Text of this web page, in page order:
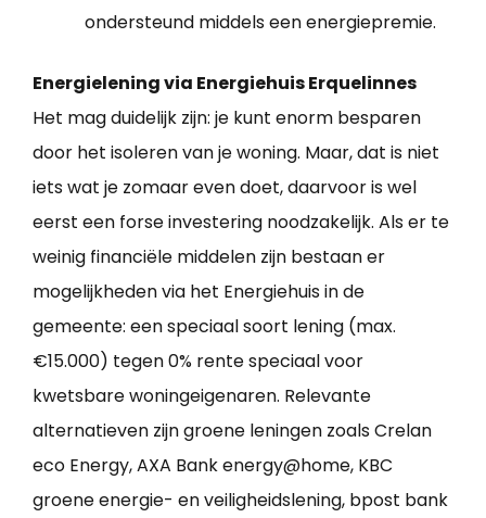
ondersteund middels een energiepremie.
Energielening via Energiehuis Erquelinnes
Het mag duidelijk zijn: je kunt enorm besparen
door het isoleren van je woning. Maar, dat is niet
iets wat je zomaar even doet, daarvoor is wel
eerst een forse investering noodzakelijk. Als er te
weinig financiële middelen zijn bestaan er
mogelijkheden via het Energiehuis in de
gemeente: een speciaal soort lening (max.
€15.000) tegen 0% rente speciaal voor
kwetsbare woningeigenaren. Relevante
alternatieven zijn groene leningen zoals Crelan
eco Energy, AXA Bank energy@home, KBC
groene energie- en veiligheidslening, bpost bank